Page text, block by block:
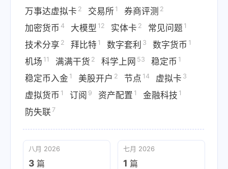
万事达虚拟卡 2 交易所 1 券商评测 2
加密货币 4 大模型 12 实体卡 2 常见问题 1
技术分享 2 拜比特 1 数字套利 3 数字货币 1
机场 11 满满干货 2 科学上网 53 稳定币 1
稳定币入金 1 美股开户 2 节点 14 虚拟卡 3
虚拟货币 1 订阅 9 资产配置 1 金融科技 1
防失联 7
八月 2026
3 篇
七月 2026
1 篇